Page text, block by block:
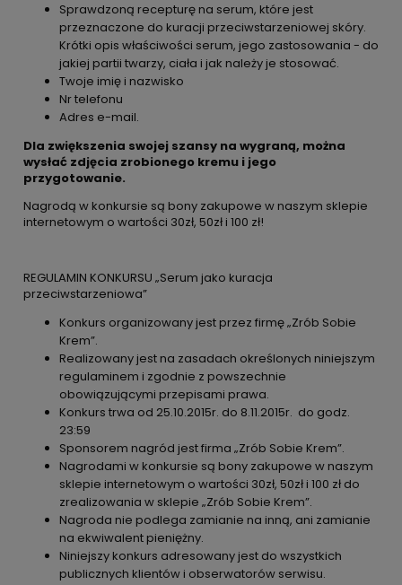
Sprawdzoną recepturę na serum, które jest
przeznaczone do kuracji przeciwstarzeniowej skóry.
Krótki opis właściwości serum, jego zastosowania - do
jakiej partii twarzy, ciała i jak należy je stosować.
Twoje imię i nazwisko
Nr telefonu
Adres e-mail.
Dla zwiększenia swojej szansy na wygraną, można
wysłać zdjęcia zrobionego kremu i jego
przygotowanie.
Nagrodą w konkursie są bony zakupowe w naszym sklepie
internetowym o wartości 30zł, 50zł i 100 zł!
REGULAMIN KONKURSU „Serum jako kuracja
przeciwstarzeniowa”
Konkurs organizowany jest przez firmę „Zrób Sobie
Krem”.
Realizowany jest na zasadach określonych niniejszym
regulaminem i zgodnie z powszechnie
obowiązującymi przepisami prawa.
Konkurs trwa od 25.10.2015r. do 8.11.2015r. do godz.
23:59
Sponsorem nagród jest firma „Zrób Sobie Krem”.
Nagrodami w konkursie są bony zakupowe w naszym
sklepie internetowym o wartości 30zł, 50zł i 100 zł do
zrealizowania w sklepie „Zrób Sobie Krem”.
Nagroda nie podlega zamianie na inną, ani zamianie
na ekwiwalent pieniężny.
Niniejszy konkurs adresowany jest do wszystkich
publicznych klientów i obserwatorów serwisu.